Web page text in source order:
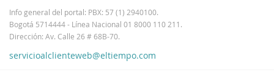
Info general del portal: PBX: 57 (1) 2940100.
Bogotá 5714444 - Línea Nacional 01 8000 110 211.
Dirección: Av. Calle 26 # 68B-70.
servicioalclienteweb@eltiempo.com